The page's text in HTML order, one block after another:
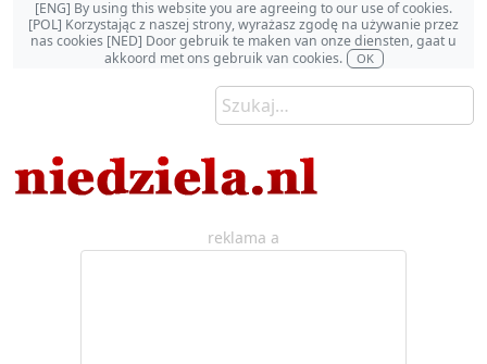
[ENG] By using this website you are agreeing to our use of cookies.
[POL] Korzystając z naszej strony, wyrażasz zgodę na używanie przez
nas cookies [NED] Door gebruik te maken van onze diensten, gaat u
akkoord met ons gebruik van cookies.
OK
reklama a